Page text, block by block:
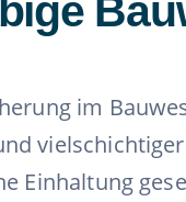
im
Einhaltung